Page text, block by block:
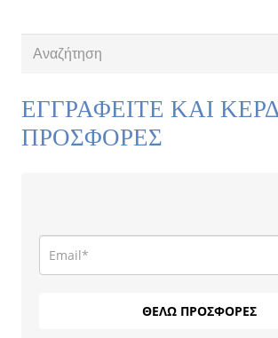
ΕΓΓΡΑΦΕΙΤΕ ΚΑΙ
ΠΡΟΣΦΟΡΕΣ
ΘΕΛΩ ΠΡΟΣΦΟΡΕΣ